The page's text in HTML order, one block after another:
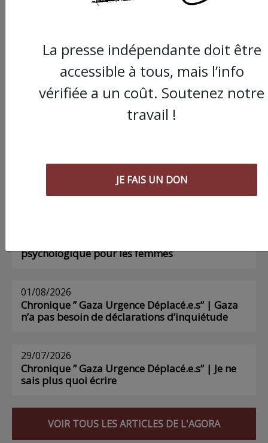
Commander le dernier numéro papier du
Poing !
AGORA
psychologique pour les femmes
01/08/2026
Chronique ” Gaza Urgence Déplacé.e.s” | Gaza
n’a pas besoin de déclarations d’inquiétude
29/07/2026
Chronique ” Gaza Urgence Déplacé.e.s” | Je ne
sais plus quoi écrire
VOIR TOUS LES ARTICLES DE L'AGORA
La presse indépendante doit être
accessible à tous, mais l’info
vérifiée a un coût. Soutenez notre
travail !
JE FAIS UN DON